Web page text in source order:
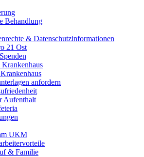
Behandlung
& Datenschutzinformationen
21 Ost
anfordern
Aufenthalt
UKM
& Familie